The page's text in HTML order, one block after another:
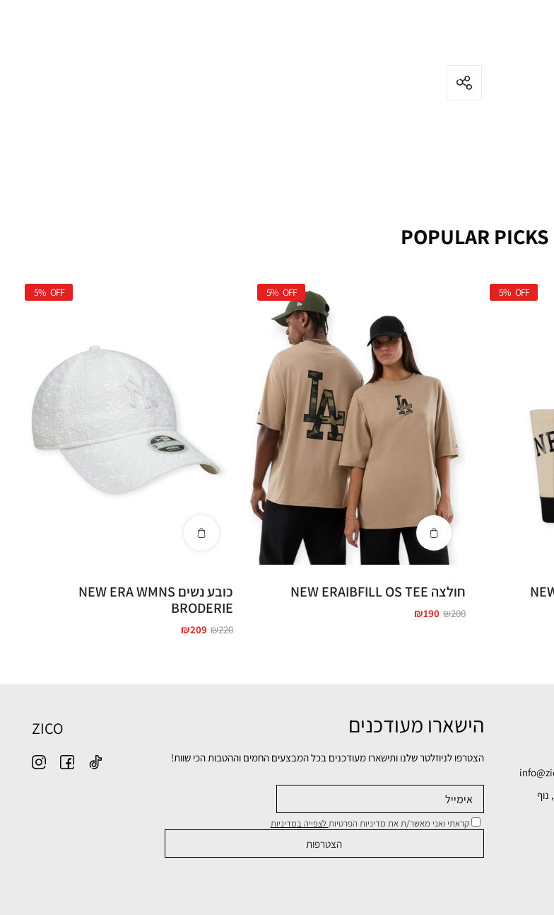
POPULAR PICKS
5% OFF
5% OFF
חולצה NEW ERAIBFILL OS TEE
₪200
₪190
5% OFF
כובע נשים NEW ERA WMNS
BRODERIE
₪220
₪209
כתובתנו - דרך החטיבות 1, נוף
הישארו מעודכנים
הצטרפו לניוזלטר שלנו ותישארו מעודכנים בכל המבצעים החמים וההטבות הכי שוות!
קראתי ואני מאשר/ת את מדיניות הפרטיותלצפייה במדיניות
ZICO